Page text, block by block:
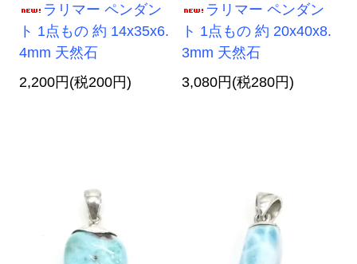
ラリマー ペンダン
ト 1点もの 約 14x35x6.
4mm 天然石
2,200円(税200円)
ラリマー ペンダン
ト 1点もの 約 20x40x8.
3mm 天然石
3,080円(税280円)